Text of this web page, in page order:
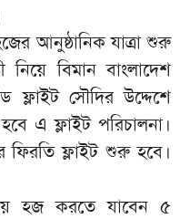
আনুষ্ঠানিক যাত্রা শুরু
বিমান বাংলাদেশ
ফ্লাইট সৌদির উদ্দেশে
এ ফ্লাইট পরিচালনা।
ফিরতি ফ্লাইট শুরু হবে।
হজ করতে যাবেন ৫